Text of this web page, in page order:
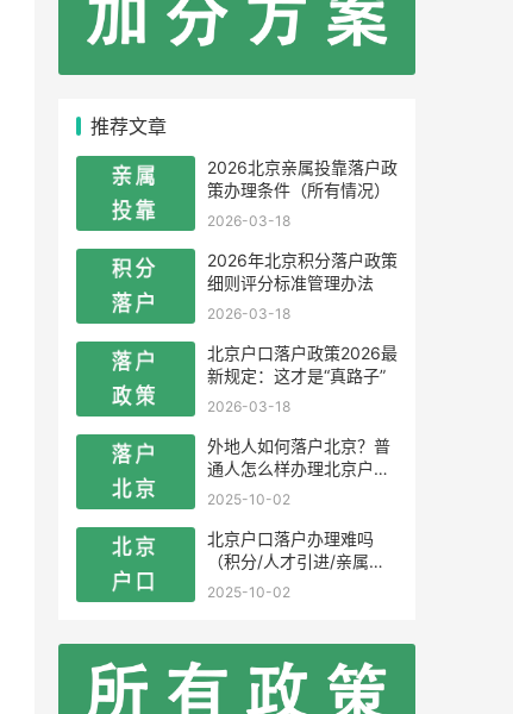
推荐文章
2026北京亲属投靠落户政
策办理条件（所有情况）
2026-03-18
2026年北京积分落户政策
细则评分标准管理办法
2026-03-18
北京户口落户政策2026最
新规定：这才是“真路子”
2026-03-18
外地人如何落户北京？普
通人怎么样办理北京户
口？
2025-10-02
北京户口落户办理难吗
（积分/人才引进/亲属投
靠）
2025-10-02